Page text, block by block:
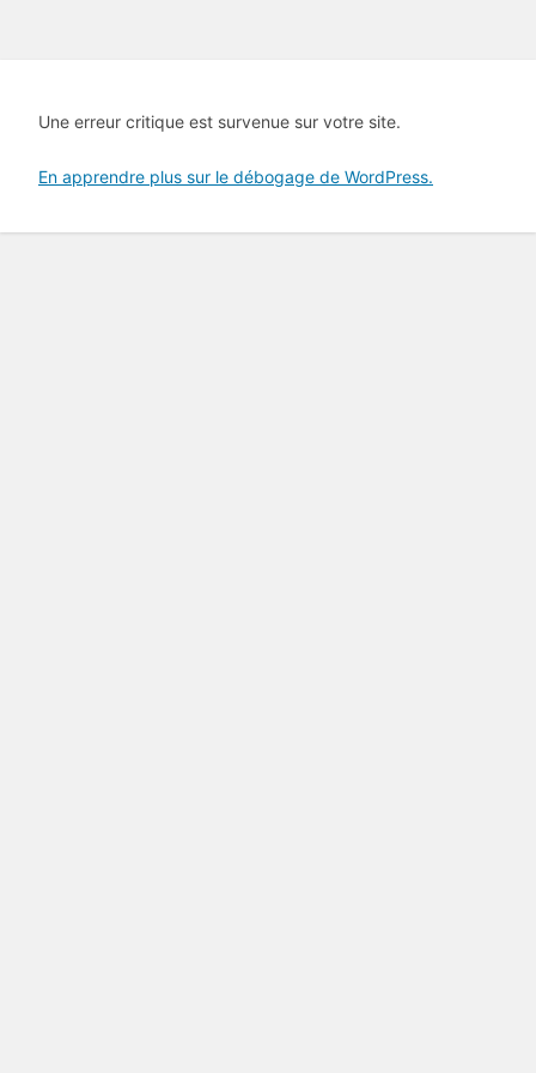
Une erreur critique est survenue sur votre site.
En apprendre plus sur le débogage de WordPress.